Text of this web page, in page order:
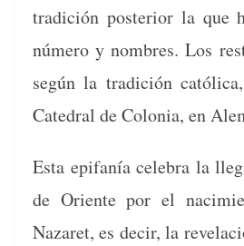
tradi­ción pos­te­ri­or la que
número y nom­bres. Los
según la tradi­ción
Cat­e­dral de Colo­nia, en
Esta epi­fanía cel­e­bra la
de Ori­ente por el
Nazaret, es decir, la